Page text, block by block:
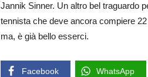
Jannik Sinner. Un altro bel traguardo
tennista che deve ancora compiere
ma, è già bello esserci.
Facebook WhatsApp